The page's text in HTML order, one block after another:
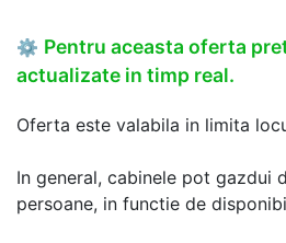
⚙ Pentru aceasta oferta
actualizate in timp real.
Oferta este valabila in limita
In general, cabinele pot gazdui
persoane, in functie de